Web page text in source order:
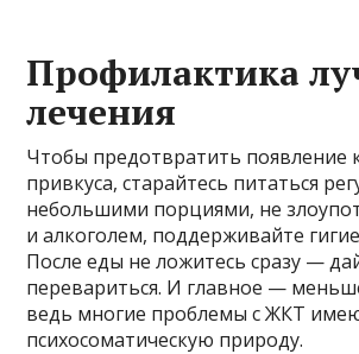
Профилактика
лечения
Чтобы предотвратить появление
привкуса, старайтесь питаться
небольшими порциями, не
и алкоголем, поддерживайте
После еды не ложитесь сразу —
перевариться. И главное —
ведь многие проблемы с ЖКТ
психосоматическую природу.